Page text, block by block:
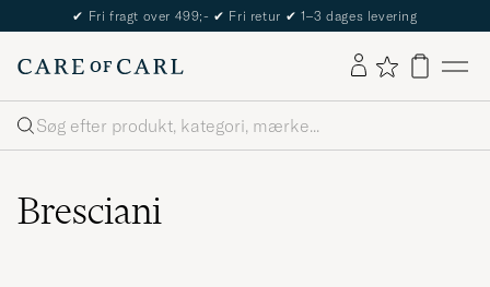
The Care of Carl Passport
Søg
Bresciani